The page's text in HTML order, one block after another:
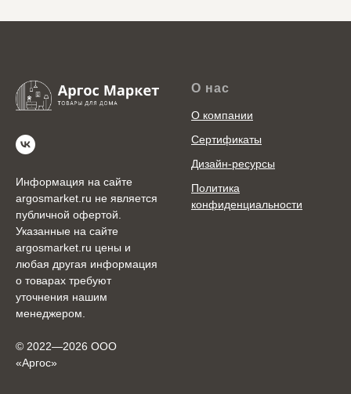
Информация на сайте
argosmarket.ru не является
публичной офертой.
Указанные на сайте
argosmarket.ru цены и
любая другая информация
о товарах требуют
уточнения нашим
менеджером.
© 2022—2026 ООО
«Аргоc»
О нас
О компании
Сертификаты
Дизайн-ресурсы
Политика
конфиденциальности